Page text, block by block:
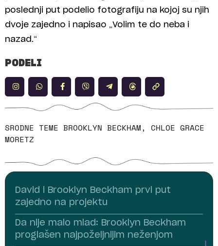
poslednji put podelio fotografiju na kojoj su njih
dvoje zajedno i napisao „Volim te do neba i
nazad.“
PODELI
SRODNE TEME BROOKLYN BECKHAM, CHLOE GRACE
MORETZ
David i Brooklyn Beckham prvi put
zajedno na projektu
Da nije malo mlad: Brooklyn Beckham
proglašen najpoželjnijim neženjom